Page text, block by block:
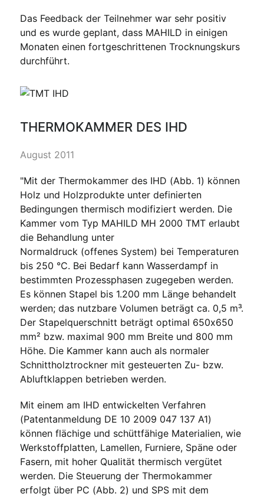
Das Feedback der Teilnehmer war sehr positiv
und es wurde geplant, dass MAHILD in einigen
Monaten einen fortgeschrittenen Trocknungskurs
durchführt.
THERMOKAMMER DES IHD
August 2011
"Mit der Thermokammer des IHD (Abb. 1) können
Holz und Holzprodukte unter definierten
Bedingungen thermisch modifiziert werden. Die
Kammer vom Typ MAHILD MH 2000 TMT erlaubt
die Behandlung unter
Normaldruck (offenes System) bei Temperaturen
bis 250 °C. Bei Bedarf kann Wasserdampf in
bestimmten Prozessphasen zugegeben werden.
Es können Stapel bis 1.200 mm Länge behandelt
werden; das nutzbare Volumen beträgt ca. 0,5 m³.
Der Stapelquerschnitt beträgt optimal 650x650
mm² bzw. maximal 900 mm Breite und 800 mm
Höhe. Die Kammer kann auch als normaler
Schnittholztrockner mit gesteuerten Zu- bzw.
Abluftklappen betrieben werden.
Mit einem am IHD entwickelten Verfahren
(Patentanmeldung DE 10 2009 047 137 A1)
können flächige und schüttfähige Materialien, wie
Werkstoffplatten, Lamellen, Furniere, Späne oder
Fasern, mit hoher Qualität thermisch vergütet
werden. Die Steuerung der Thermokammer
erfolgt über PC (Abb. 2) und SPS mit dem